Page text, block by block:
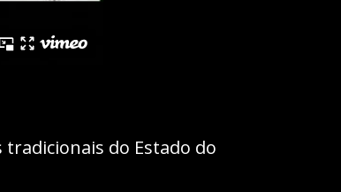
do Estado do